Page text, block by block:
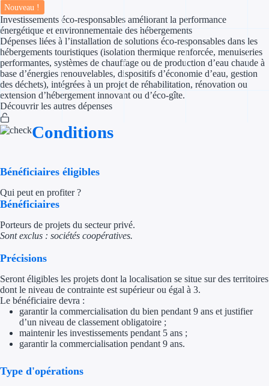
Prêt
Appel à projet
Avance
Simulateur d'éligibilité
Quelles aides pour
Nouveau !
Investissements éco-responsables améliorant la performance
énergétique et environnementale des hébergements
Dépenses liées à l’installation de solutions éco-responsables dans les
hébergements touristiques (isolation thermique renforcée, menuiseries
performantes, systèmes de chauffage ou de production d’eau chaude à
base d’énergies renouvelables, dispositifs d’économie d’eau, gestion
des déchets), intégrées à un projet de réhabilitation, rénovation ou
extension d’hébergement innovant ou d’éco-gîte.
Découvrir les autres dépenses
Conditions
Bénéficiaires éligibles
Qui peut en profiter ?
Bénéficiaires
Porteurs de projets du secteur privé.
Sont exclus : sociétés coopératives.
Précisions
Seront éligibles les projets dont la localisation se situe sur des territoires
dont le niveau de contrainte est supérieur ou égal à 3.
Le bénéficiaire devra :
garantir la commercialisation du bien pendant 9 ans et justifier
d’un niveau de classement obligatoire ;
maintenir les investissements pendant 5 ans ;
garantir la commercialisation pendant 9 ans.
Type d'opérations